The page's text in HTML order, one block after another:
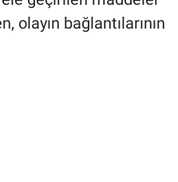
olayın bağlantılarının